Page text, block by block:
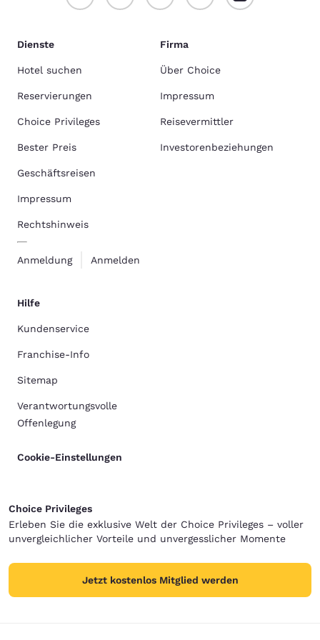
Dienste
Hotel suchen
Reservierungen
Choice Privileges
Bester Preis
Geschäftsreisen
Impressum
Rechtshinweis
Anmeldung Anmelden
Firma
Über Choice
Impressum
Reisevermittler
Investorenbeziehungen
Hilfe
Kundenservice
Franchise-Info
Sitemap
Verantwortungsvolle
Offenlegung
Cookie-Einstellungen
Choice Privileges
Erleben Sie die exklusive Welt der Choice Privileges – voller
unvergleichlicher Vorteile und unvergesslicher Momente
Jetzt kostenlos Mitglied werden